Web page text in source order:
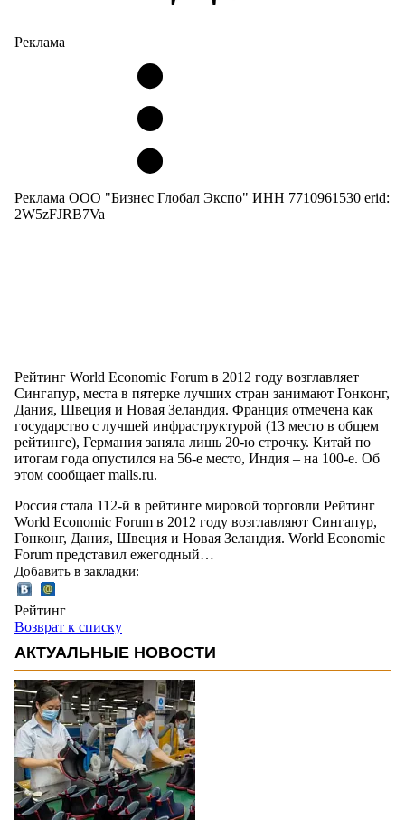
Реклама
Реклама ООО "Бизнес Глобал Экспо" ИНН 7710961530 erid:
2W5zFJRB7Va
Рейтинг World Economic Forum в 2012 году возглавляет
Сингапур, места в пятерке лучших стран занимают Гонконг,
Дания, Швеция и Новая Зеландия. Франция отмечена как
государство с лучшей инфраструктурой (13 место в общем
рейтинге), Германия заняла лишь 20-ю строчку. Китай по
итогам года опустился на 56-е место, Индия – на 100-е. Об
этом сообщает malls.ru.
Россия стала 112-й в рейтинге мировой торговли Рейтинг
World Economic Forum в 2012 году возглавляют Сингапур,
Гонконг, Дания, Швеция и Новая Зеландия. World Economic
Forum представил ежегодный…
Добавить в закладки:
Рейтинг
Возврат к списку
АКТУАЛЬНЫЕ НОВОСТИ